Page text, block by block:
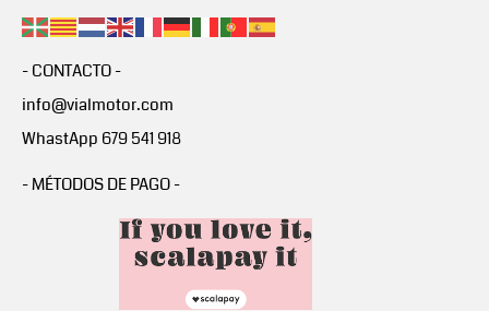
- CONTACTO -
info@vialmotor.com
WhastApp 679 541 918
- MÉTODOS DE PAGO -